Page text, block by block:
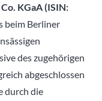
KGaA (ISIN:
beim Berliner
des zugehörigen
abgeschlossen
durch die